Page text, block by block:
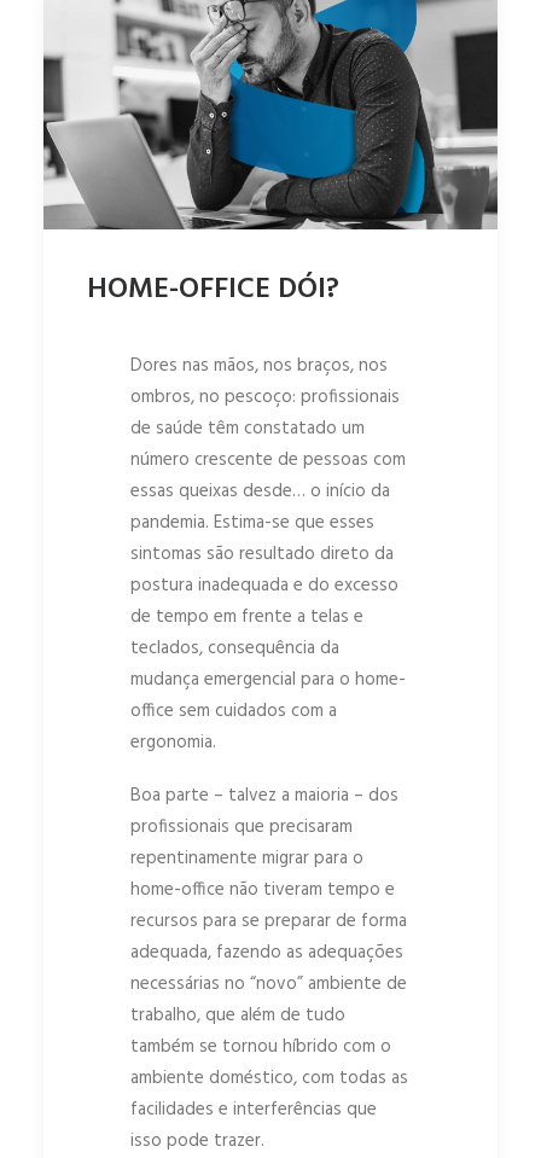
HOME-OFFICE DÓI?
Dores nas mãos, nos braços, nos
ombros, no pescoço: profissionais
de saúde têm constatado um
número crescente de pessoas com
essas queixas desde… o início da
pandemia. Estima-se que esses
sintomas são resultado direto da
postura inadequada e do excesso
de tempo em frente a telas e
teclados, consequência da
mudança emergencial para o home-
office sem cuidados com a
ergonomia.
Boa parte – talvez a maioria – dos
profissionais que precisaram
repentinamente migrar para o
home-office não tiveram tempo e
recursos para se preparar de forma
adequada, fazendo as adequações
necessárias no “novo” ambiente de
trabalho, que além de tudo
também se tornou híbrido com o
ambiente doméstico, com todas as
facilidades e interferências que
isso pode trazer.